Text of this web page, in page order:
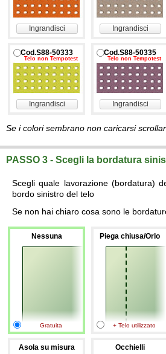
Ingrandisci Ingrandisci
Cod.S88-50333
Telo non Tempotest
Ingrandisci
Cod.S88-50335
Telo non Tempotest
Ingrandisci
Se i colori sembrano non caricarsi
PASSO 3 - Scegli la bordatura
Scegli quale lavorazione (bordatura)
bordo sinistro del telo
Se non hai chiaro cosa sono le
Nessuna
Gratuita
Piega chiusa/Orlo
+ Telo utilizzato
Asola su misura Occhielli